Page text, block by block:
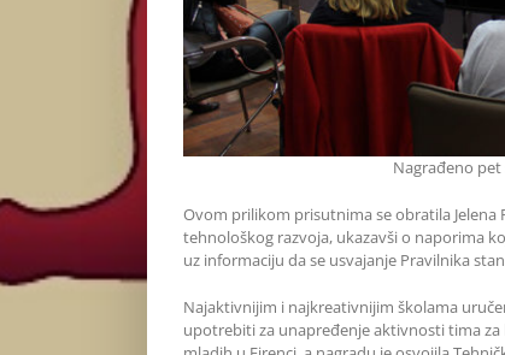
Nagrađeno
Ovom prilikom prisutnima se obratila
tehnološkog razvoja, ukazavši o naporima
uz informaciju da se usvajanje Pravilnika
Najaktivnijim i najkreativnijim školama
upotrebiti za unapređenje aktivnosti tima